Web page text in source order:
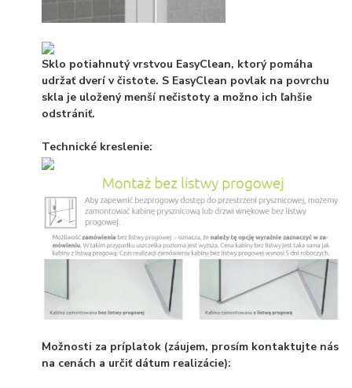
Sklo potiahnutý vrstvou EasyClean, ktorý pomáha
udržať dverí v čistote. S EasyClean povlak na povrchu
skla je uložený menší nečistoty a možno ich ľahšie
odstrániť.
Technické kreslenie:
Možnosti za príplatok (záujem, prosím kontaktujte nás
na cenách a určiť dátum realizácie):